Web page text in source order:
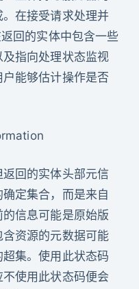
在接受请求处理并
回的实体中包含一些
指向处理状态监视
能够估计操作是否
回的实体头部元信
定集合，而是来自
信息可能是原始版
资源的元数据可能
集。使用此状态码
使用此状态码便会